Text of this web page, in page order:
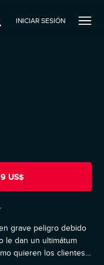
INICIAR SESIÓN
US$
grave peligro debido
le dan un ultimátum
quieren los clientes.